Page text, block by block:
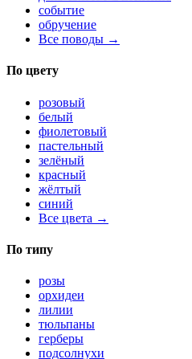
событие
обручение
Все поводы →
По цвету
розовый
белый
фиолетовый
пастельный
зелёный
красный
жёлтый
синий
Все цвета →
По типу
розы
орхидеи
лилии
тюльпаны
герберы
подсолнухи